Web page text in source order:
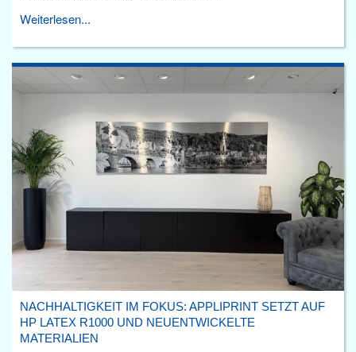
Weiterlesen...
NACHHALTIGKEIT IM FOKUS: APPLIPRINT SETZT AUF
HP LATEX R1000 UND NEUENTWICKELTE
MATERIALIEN